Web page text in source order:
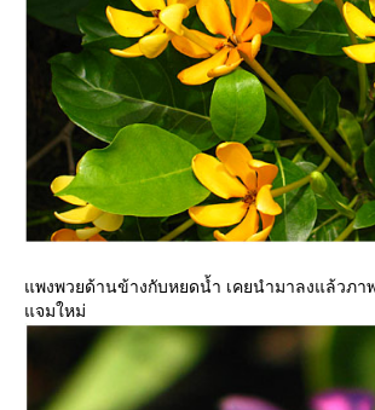
พงพวยด้านข้างกับหยดน้ำ เคยนำมาลงแล้วภา
จมใหม่